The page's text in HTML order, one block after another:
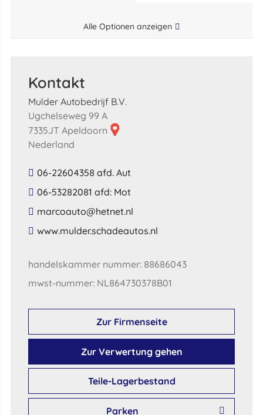
Alle Optionen anzeigen
Kontakt
Mulder Autobedrijf B.V.
Ugchelseweg 99 A
7335JT Apeldoorn
Nederland
06-22604358 afd. Aut
06-53282081 afd: Mot
​marcoauto​@​hetnet​.​nl​
​www​.​mulder​.​schadeautos​.​nl​
handelskammer nummer: 88686043
mwst-nummer: NL864730378B01
Zur Firmenseite
Zur Verwertung gehen
Teile-Lagerbestand
Parken